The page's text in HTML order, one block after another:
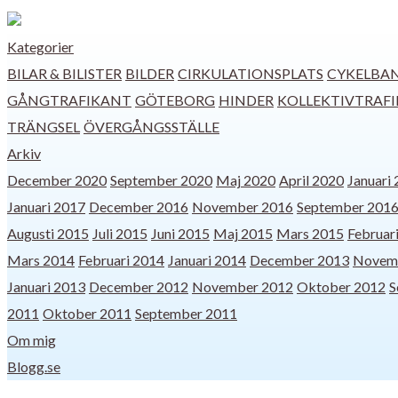
Kategorier
BILAR & BILISTER BILDER CIRKULATIONSPLATS
GÅNGTRAFIKANT GÖTEBORG HINDER
TRÄNGSEL ÖVERGÅNGSSTÄLLE
Arkiv
December 2020 September 2020 Maj 2020 April 2020 Januari
Januari 2017 December 2016 November 2016 September 2016
Augusti 2015 Juli 2015 Juni 2015 Maj 2015 Mars 2015
Mars 2014 Februari 2014 Januari 2014 December 2013
Januari 2013 December 2012 November 2012 Oktober 2012
2011 Oktober 2011 September 2011
Om mig
Blogg.se